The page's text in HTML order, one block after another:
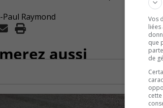
Raymond
aussi
Vos
que
de